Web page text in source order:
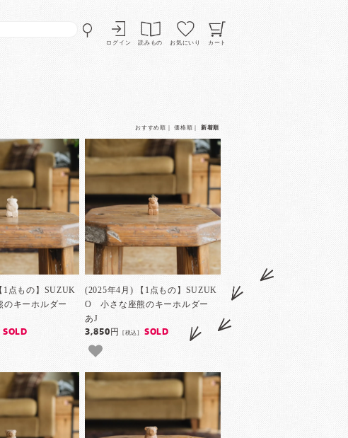
ログイン 読みもの お気にいり カート
おすすめ順 ｜価格順 新着順
1点もの】SUZUK
キーホルダー
SOLD
(2025年4月) 【1点もの】SUZUK
O 小さな座熊のキーホルダー
あJ
3,850円[税込] SOLD